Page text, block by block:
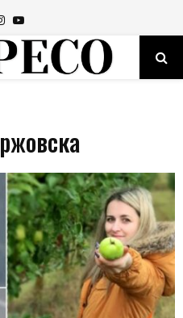
Instagram
Youtube